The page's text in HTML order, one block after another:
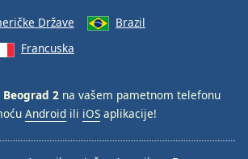
Države
Brazil
Francuska
Beograd 2 na vašem pametnom telefonu
Android ili iOS aplikacije!